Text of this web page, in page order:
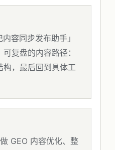
容同步发布助手」
复盘的内容路径：
构，最后回到具体工
GEO 内容优化、整